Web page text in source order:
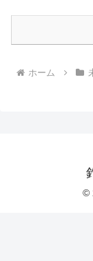
ホーム
©